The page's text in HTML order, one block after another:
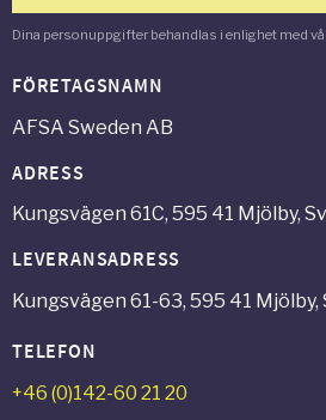
Dina personuppgifter behandlas i enlighet med
FÖRETAGSNAMN
AFSA Sweden AB
ADRESS
Kungsvägen 61C, 595 41 Mjölby,
LEVERANSADRESS
Kungsvägen 61-63, 595 41 Mjölby,
TELEFON
+46 (0)142-60 21 20